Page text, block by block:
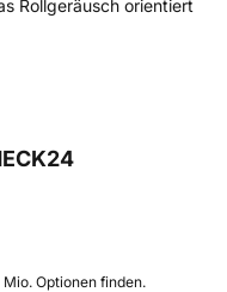
Rollgeräusch orientiert
Optionen finden.